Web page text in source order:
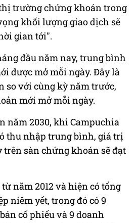
trường chứng khoán trong
khối lượng giao dịch sẽ
gian tới".
đầu năm nay, trung bình
được mở mỗi ngày. Đây là
so với cùng kỳ năm trước,
mới mở mỗi ngày.
năm 2030, khi Campuchia
thu nhập trung bình, giá trị
sàn chứng khoán sẽ đạt
năm 2012 và hiện có tổng
niêm yết, trong đó có 9
cổ phiếu và 9 doanh